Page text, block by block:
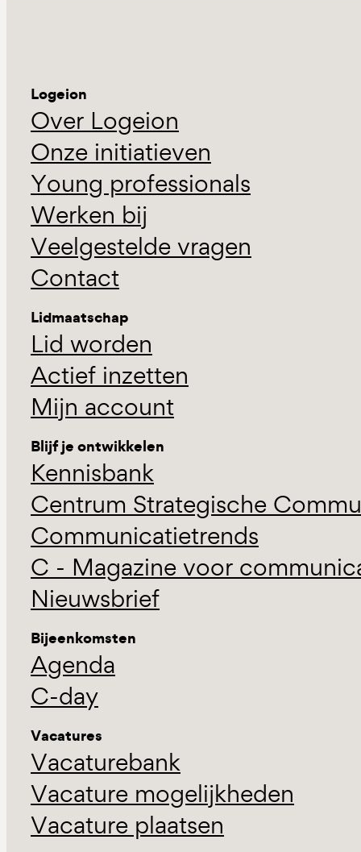
Logeion
Over Logeion
Onze initiatieven
Young professionals
Werken bij
Veelgestelde vragen
Contact
Lidmaatschap
Lid worden
Actief inzetten
Mijn account
Blijf je ontwikkelen
Kennisbank
Centrum Strategische
Communicatietrends
C - Magazine voor
Nieuwsbrief
Bijeenkomsten
Agenda
C-day
Vacatures
Vacaturebank
Vacature mogelijkheden
Vacature plaatsen